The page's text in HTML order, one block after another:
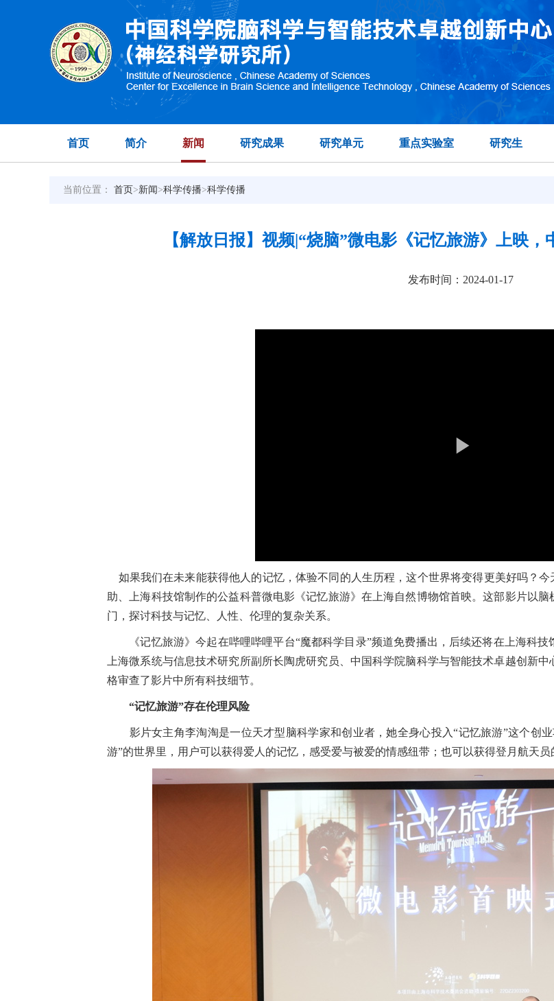
首页 简介 新闻 研究成果 研究单元 重点实验室 研究生
当前位置： 首页>新闻>科学传播>科学传播
【解放日报】视频|“烧脑”微电影《记忆旅游》上映
发布时间：2024-01-17
如果我们在未来能获得他人的记忆，体验不同的人生历程，这个世界将变得更美好吗？
助、上海科技馆制作的公益科普微电影《记忆旅游》在上海自然博物馆首映。这部影片以
门，探讨科技与记忆、人性、伦理的复杂关系。
《记忆旅游》今起在哔哩哔哩平台“魔都科学目录”频道免费播出，后续还将在上海科技
上海微系统与信息技术研究所副所长陶虎研究员、中国科学院脑科学与智能技术卓越创新
格审查了影片中所有科技细节。
“记忆旅游”存在伦理风险
影片女主角李淘淘是一位天才型脑科学家和创业者，她全身心投入“记忆旅游”这个创
游”的世界里，用户可以获得爱人的记忆，感受爱与被爱的情感纽带；也可以获得登月航天员